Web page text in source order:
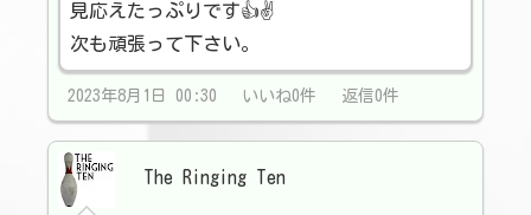
見応えたっぷりです👍✌️
次も頑張って下さい。
2023年8月1日 00:30 いいね0件 返信0件
The Ringing Ten